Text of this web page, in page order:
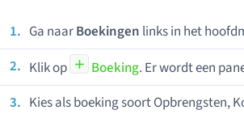
Ga naarBoekingen links in het
Klik op
Boeking. Er wordt een
Kies als boeking soort Opbrengsten,